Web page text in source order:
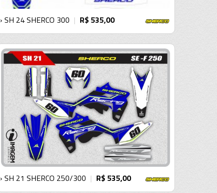
› SH 24 SHERCO 300 | R$ 535,00
› SH 21 SHERCO 250/300 | R$ 535,00